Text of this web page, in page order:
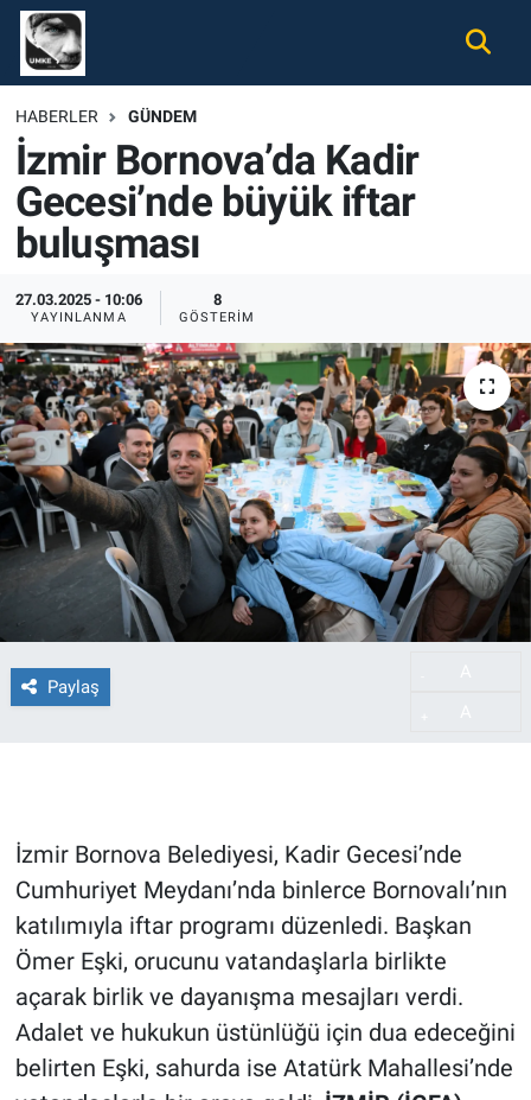
HABERLER GÜNDEM
İzmir Bornova’da Kadir
Gecesi’nde büyük iftar
buluşması
27.03.2025 - 10:06
YAYINLANMA
8
GÖSTERIM
Paylaş
İzmir Bornova Belediyesi, Kadir Gecesi’nde
Cumhuriyet Meydanı’nda binlerce Bornovalı’nın
katılımıyla iftar programı düzenledi. Başkan
Ömer Eşki, orucunu vatandaşlarla birlikte
açarak birlik ve dayanışma mesajları verdi.
Adalet ve hukukun üstünlüğü için dua edeceğini
belirten Eşki, sahurda ise Atatürk Mahallesi’nde
Gündem
Ekonomi
Spor
Magazin
Tüm Haberler
İletişim
Künye
Nöbetçi Eczaneler
Hava Durumu
Namaz Vakitleri
Trafik Durumu
Süper Lig Puan Durumu ve Fikstür
Tüm Manşetler
Son Dakika Haberleri
Haber Arşivi